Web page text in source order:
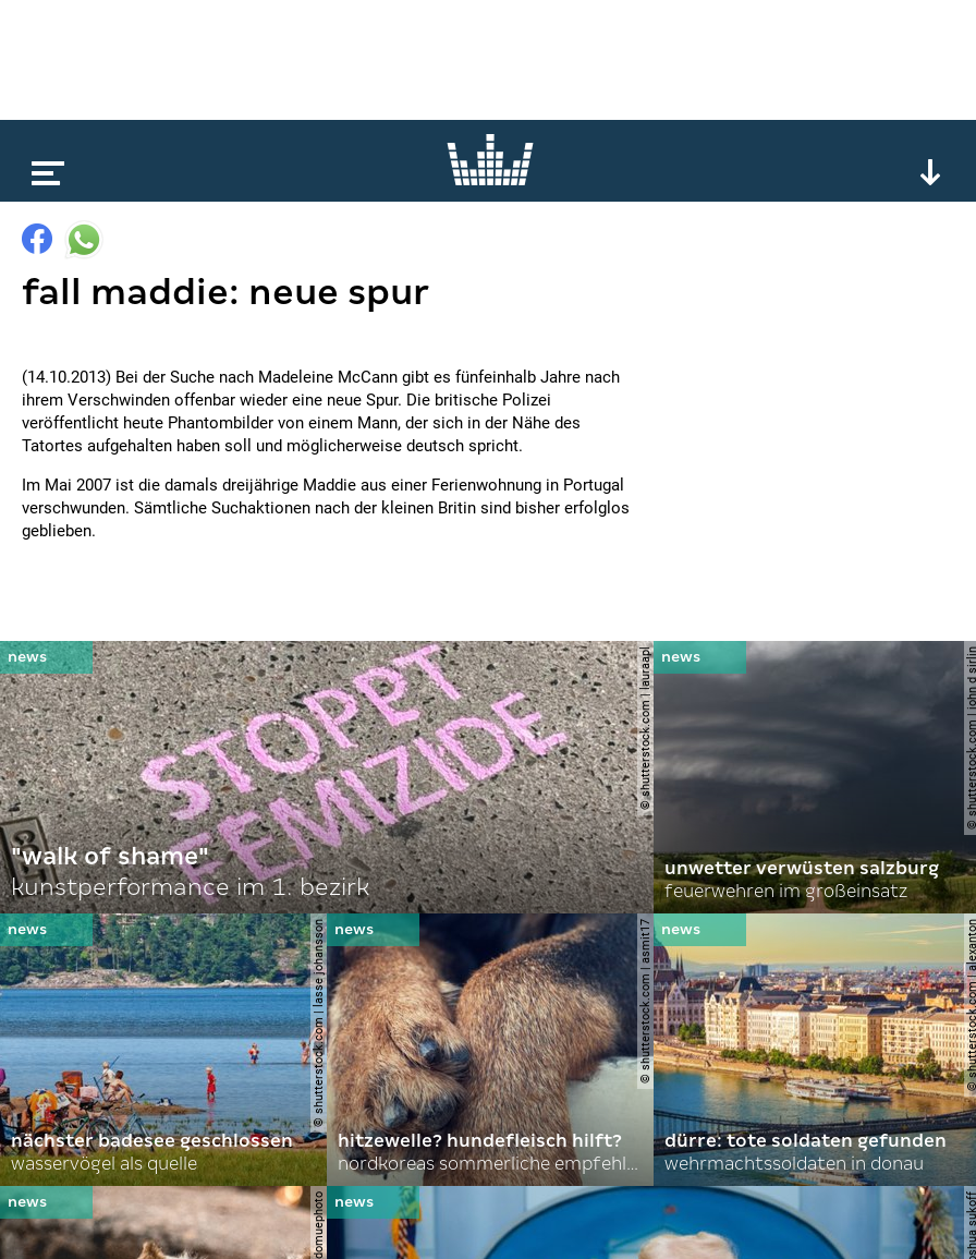
fall maddie: neue spur
(14.10.2013) Bei der Suche nach Madeleine McCann gibt es fünfeinhalb Jahre nach
ihrem Verschwinden offenbar wieder eine neue Spur. Die britische Polizei
veröffentlicht heute Phantombilder von einem Mann, der sich in der Nähe des
Tatortes aufgehalten haben soll und möglicherweise deutsch spricht.
Im Mai 2007 ist die damals dreijährige Maddie aus einer Ferienwohnung in Portugal
verschwunden. Sämtliche Suchaktionen nach der kleinen Britin sind bisher erfolglos
geblieben.
© shutterstock.com | lauraapl
"walk of shame"
kunstperformance im 1. bezirk
©
unwetter verwüsten salzburg
feuerwehren im großeinsatz
© shutterstock.com | lasse johansson
nächster badesee geschlossen
wasservögel als quelle
© shutterstock.com | asmit17
hitzewelle? hundefleisch hilft?
nordkoreas sommerliche empfehlungen
©
dürre: tote soldaten gefunden
wehrmachtssoldaten in donau